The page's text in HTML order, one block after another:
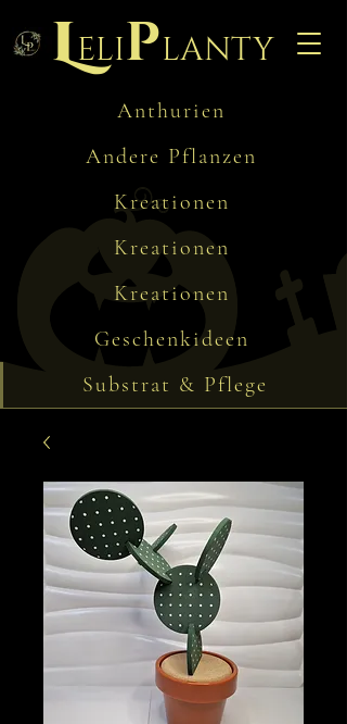
Leliplanty
Anthurien
Andere Pflanzen
Kreationen
Kreationen
Kreationen
Geschenkideen
Substrat & Pflege